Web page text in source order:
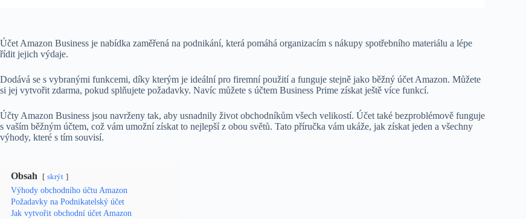
Účet Amazon Business je nabídka zaměřená na podnikání, která pomáhá organizacím s nákupy spotřebního materiálu a lépe
řídit jejich výdaje.
Dodává se s vybranými funkcemi, díky kterým je ideální pro firemní použití a funguje stejně jako běžný účet Amazon. Můžete
si jej vytvořit zdarma, pokud splňujete požadavky. Navíc můžete s účtem Business Prime získat ještě více funkcí.
Účty Amazon Business jsou navrženy tak, aby usnadnily život obchodníkům všech velikostí. Účet také bezproblémově funguje
s vaším běžným účtem, což vám umožní získat to nejlepší z obou světů. Tato příručka vám ukáže, jak získat jeden a všechny
výhody, které s tím souvisí.
Obsah skrýt
Výhody obchodního účtu Amazon
Požadavky na Podnikatelský účet
Jak vytvořit obchodní účet Amazon